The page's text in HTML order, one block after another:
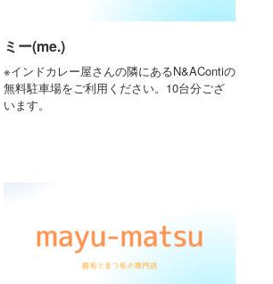
ミー(me.)
※インドカレー屋さんの隣にあるN&AContiの
無料駐車場をご利用ください。10台分ござ
います。